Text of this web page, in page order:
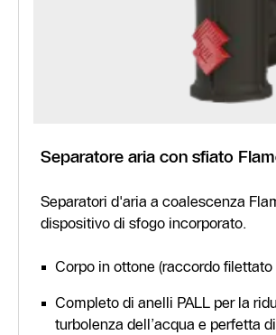
Separatore aria con sfiato
Separatori d'aria a coalescenza
dispositivo di sfogo incorporato.
Corpo in ottone (raccordo filettato
Completo di anelli PALL per la
turbolenza dell’acqua e perfetta